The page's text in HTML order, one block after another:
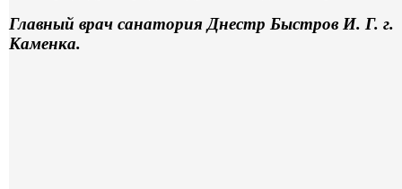
Главный врач санатория Днестр Быстров И. Г. г.
Каменка.